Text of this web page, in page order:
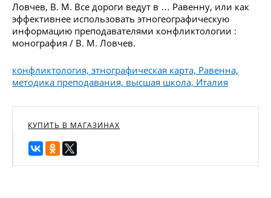
Ловчев, В. М. Все дороги ведут в … Равенну, или как
эффективнее использовать этногеографическую
информацию преподавателями конфликтологии :
монография / В. М. Ловчев.
конфликтология, этнографическая карта, Равенна,
методика преподавания, высшая школа, Италия
КУПИТЬ В МАГАЗИНАХ